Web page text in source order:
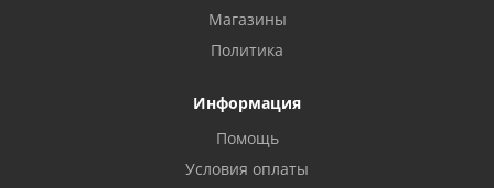
Магазины
Политика
Информация
Помощь
Условия оплаты